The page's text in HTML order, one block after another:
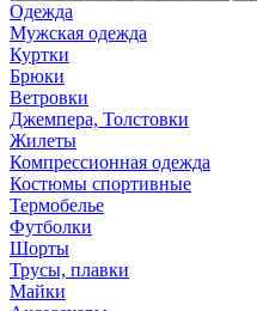
Одежда
Мужская одежда
Куртки
Брюки
Ветровки
Джемпера, Толстовки
Жилеты
Компрессионная одежда
Костюмы спортивные
Термобелье
Футболки
Шорты
Трусы, плавки
Майки